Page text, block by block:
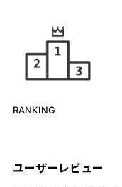
RANKING
ユーザーレビュー